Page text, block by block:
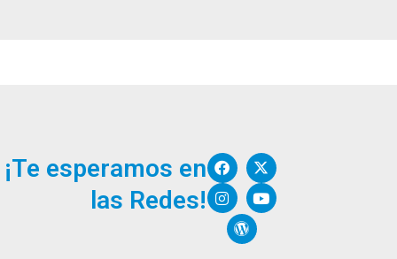
¡Te esperamos en
las Redes!
F
a
c
e
b
o
X
-
t
w
i
I
n
s
t
a
g
Y
o
u
t
u
W
o
d
p
r
e